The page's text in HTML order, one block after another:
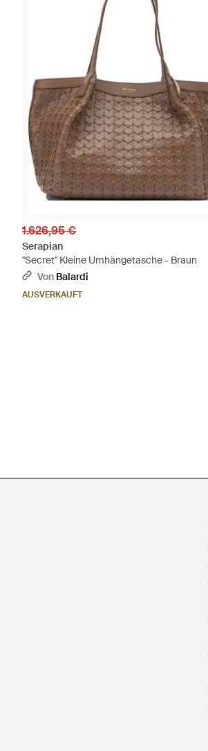
1.626,95 €
Serapian
"Secret" Kleine Umhängetasche - Braun
Von Balardi
AUSVERKAUFT